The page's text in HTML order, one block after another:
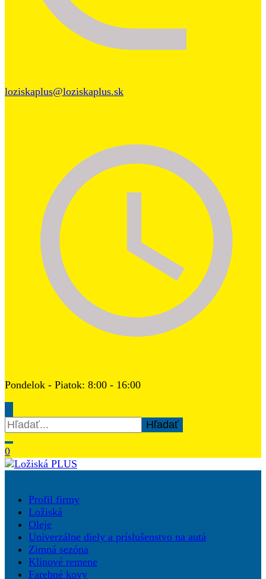
loziskaplus@loziskaplus.sk
Pondelok - Piatok: 8:00 - 16:00
Hľadať:
0
Ložiská PLUS
Profil firmy
Ložiská
Oleje
Univerzálne diely a príslušenstvo na autá
Zimná sezóna
Klinové remene
Farebné kovy